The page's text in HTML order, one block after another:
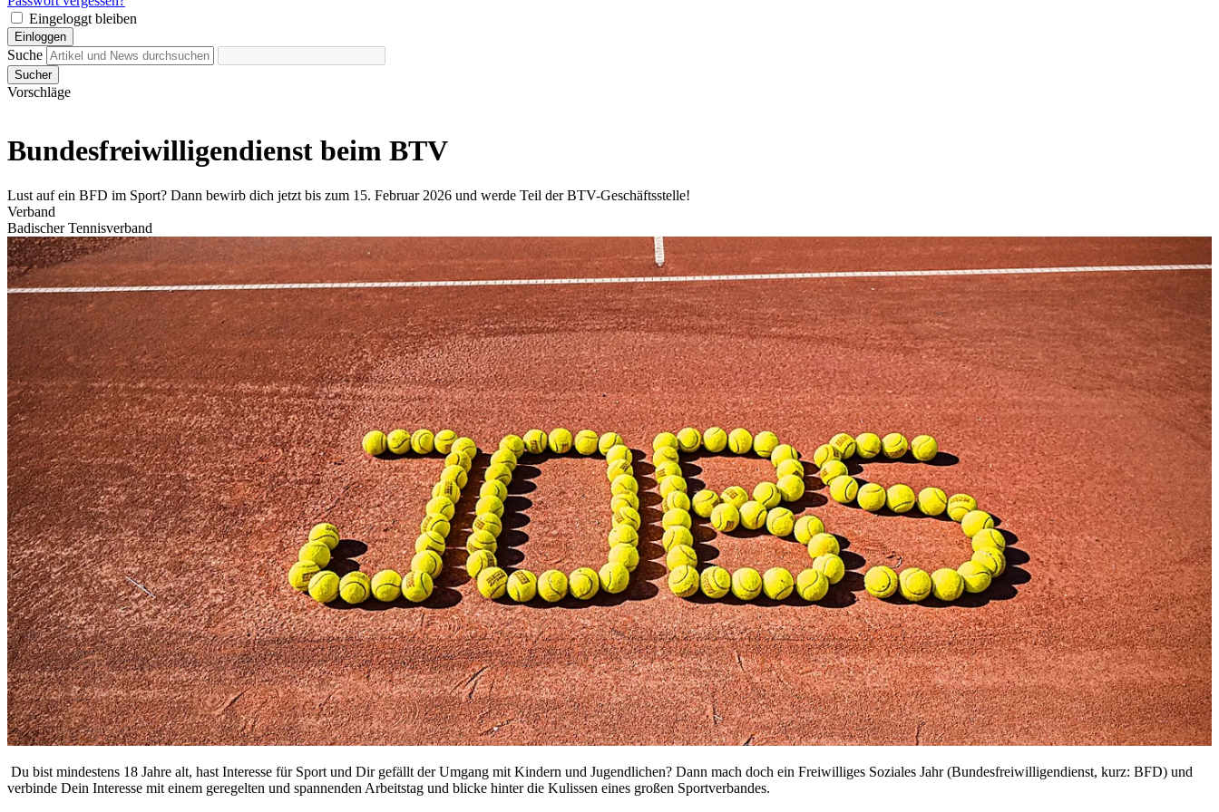
Eingeloggt bleiben
Einloggen
Suche
Sucher
Vorschläge
Bundesfreiwilligendienst beim BTV
Lust auf ein BFD im Sport? Dann bewirb dich jetzt bis zum 15. Februar 2026 und werde Teil der BTV-Geschäftsstelle!
Verband
Badischer Tennisverband
Du bist mindestens 18 Jahre alt, hast Interesse für Sport und Dir gefällt der Umgang mit Kindern und Jugendlichen? Dann mach doch ein Freiwilliges Soziales Jahr (Bundesfreiwilligendienst, kurz: BFD) und
verbinde Dein Interesse mit einem geregelten und spannenden Arbeitstag und blicke hinter die Kulissen eines großen Sportverbandes.